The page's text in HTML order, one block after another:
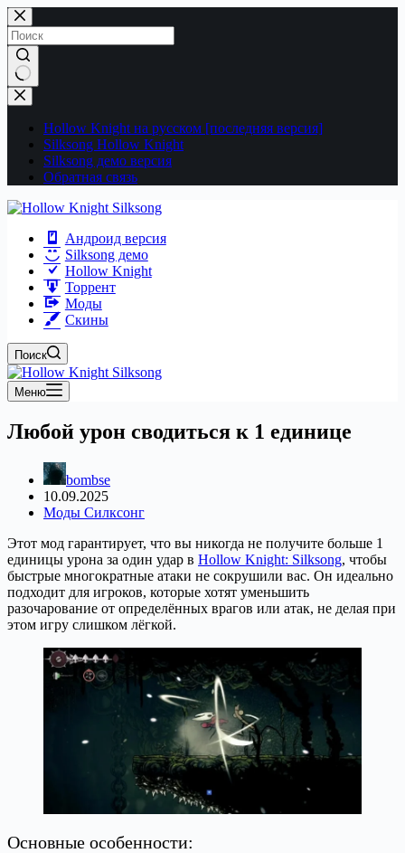
Перейти
к
сути
Ничего
не
найденоHollow Knight на русском [последняя версия]
Silksong Hollow Knight
Silksong демо версия
Обратная связь
Андроид версия
Silksong демо
Hollow Knight
Торрент
Моды
Скины
Поиск
Меню
Любой урон сводиться к 1 единице
bombse
10.09.2025
Моды Силксонг
Этот мод гарантирует, что вы никогда не получите больше 1
единицы урона за один удар в Hollow Knight: Silksong, чтобы
быстрые многократные атаки не сокрушили вас. Он идеально
подходит для игроков, которые хотят уменьшить
разочарование от определённых врагов или атак, не делая при
этом игру слишком лёгкой.
Основные особенности: